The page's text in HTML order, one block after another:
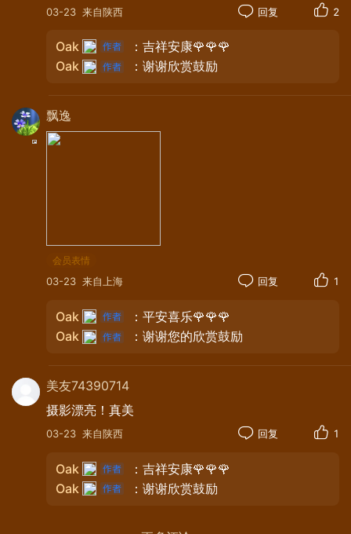
03-23 来自陕西 回复 2
Oak
：吉祥安康🌹🌹🌹
Oak
：谢谢欣赏鼓励
飘逸
会员表情
03-23 来自上海 回复 1
Oak
：平安喜乐🌹🌹🌹
Oak
：谢谢您的欣赏鼓励
美友74390714
摄影漂亮！真美
03-23 来自陕西 回复 1
Oak
：吉祥安康🌹🌹🌹
Oak
：谢谢欣赏鼓励